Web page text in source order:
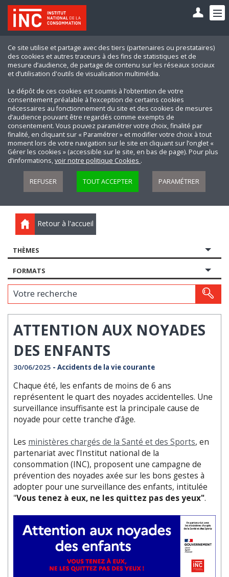
Ce site utilise et partage avec des tiers (partenaires ou prestataires)
des cookies et autres traceurs à des fins de statistiques et de
mesure d’audience, de partage de contenu sur les réseaux sociaux
et d’utilisation d'outils de visualisation multimédia.
Le dépôt de ces cookies est soumis à l’obtention de votre
consentement préalable à l’exception de certains cookies
nécessaires au fonctionnement du site et des cookies de mesures
d’audience pouvant être regardés comme exempts de
consentement. Vous pouvez paramétrer votre choix, finalité par
finalité, en cliquant sur « Paramétrer » et modifier votre choix à tout
moment lors de votre navigation sur le site en cliquant sur l’onglet «
Gérer les cookies » (accessible sur le site, en bas de page). Pour plus
d’informations,voir notre politique Cookies .
REFUSER TOUT ACCEPTER PARAMÉTRER
Retour à l'accueil
THÈMES
FORMATS
Votre recherche
ATTENTION AUX NOYADES
DES ENFANTS
30/06/2025 - Accidents de la vie courante
Chaque été, les enfants de moins de 6 ans
représentent le quart des noyades accidentelles. Une
surveillance insuffisante est la principale cause de
noyade pour cette tranche d’âge.
Les ministères chargés de la Santé et des Sports, en
partenariat avec l’Institut national de la
consommation (INC), proposent une campagne de
prévention des noyades axée sur les bons gestes à
adopter pour une surveillance des enfants, intitulée
"Vous tenez à eux, ne les quittez pas des yeux".